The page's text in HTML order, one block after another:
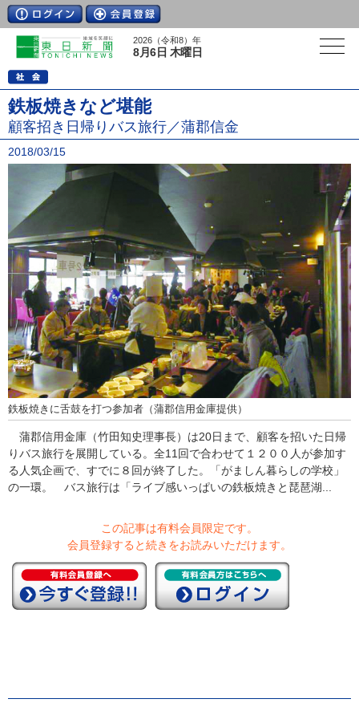
2026（令和8）年
8月6日 木曜日
鉄板焼きなど堪能
顧客招き日帰りバス旅行／蒲郡信金
2018/03/15
鉄板焼きに舌鼓を打つ参加者（蒲郡信用金庫提供）
蒲郡信用金庫（竹田知史理事長）は20日まで、顧客を招いた日帰
りバス旅行を展開している。全11回で合わせて１２００人が参加す
る人気企画で、すでに８回が終了した。「がましん暮らしの学校」
の一環。 バス旅行は「ライブ感いっぱいの鉄板焼きと琵琶湖...
この記事は有料会員限定です。
会員登録すると続きをお読みいただけます。